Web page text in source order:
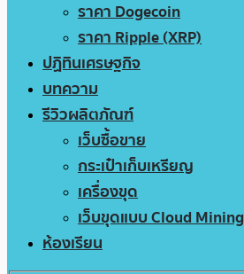
ราคา Dogecoin
ราคา Ripple (XRP)
ปฏิทินเศรษฐกิจ
บทความ
รีวิวผลิตภัณฑ์
เว็บซื้อขาย
กระเป๋าเก็บเหรียญ
เครื่องขุด
เว็บขุดแบบ Cloud Mining
ห้องเรียน